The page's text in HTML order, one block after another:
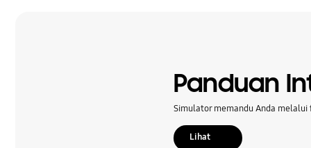
Panduan
Simulator memandu Anda
Lihat